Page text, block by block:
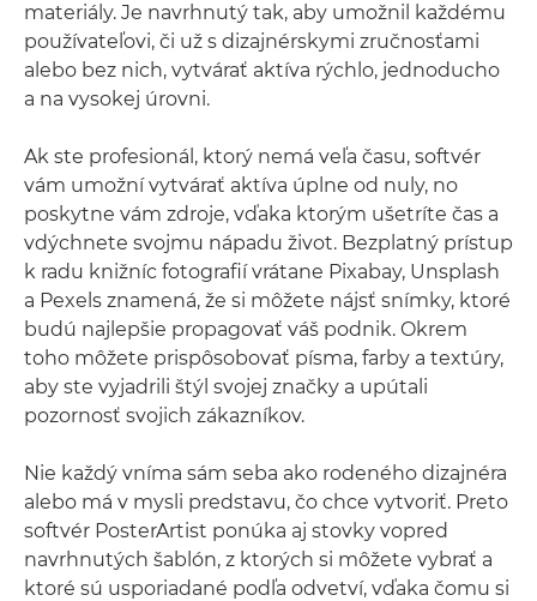
materiály. Je navrhnutý tak, aby umožnil každému
používateľovi, či už s dizajnérskymi zručnosťami
alebo bez nich, vytvárať aktíva rýchlo, jednoducho
a na vysokej úrovni.
Ak ste profesionál, ktorý nemá veľa času, softvér
vám umožní vytvárať aktíva úplne od nuly, no
poskytne vám zdroje, vďaka ktorým ušetríte čas a
vdýchnete svojmu nápadu život. Bezplatný prístup
k radu knižníc fotografií vrátane Pixabay, Unsplash
a Pexels znamená, že si môžete nájsť snímky, ktoré
budú najlepšie propagovať váš podnik. Okrem
toho môžete prispôsobovať písma, farby a textúry,
aby ste vyjadrili štýl svojej značky a upútali
pozornosť svojich zákazníkov.
Nie každý vníma sám seba ako rodeného dizajnéra
alebo má v mysli predstavu, čo chce vytvoriť. Preto
softvér PosterArtist ponúka aj stovky vopred
navrhnutých šablón, z ktorých si môžete vybrať a
ktoré sú usporiadané podľa odvetví, vďaka čomu si